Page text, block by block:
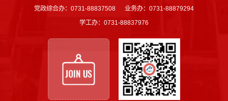
党政综合办：0731-88837508
业务办：0731-88879294
学工办：0731-88837976